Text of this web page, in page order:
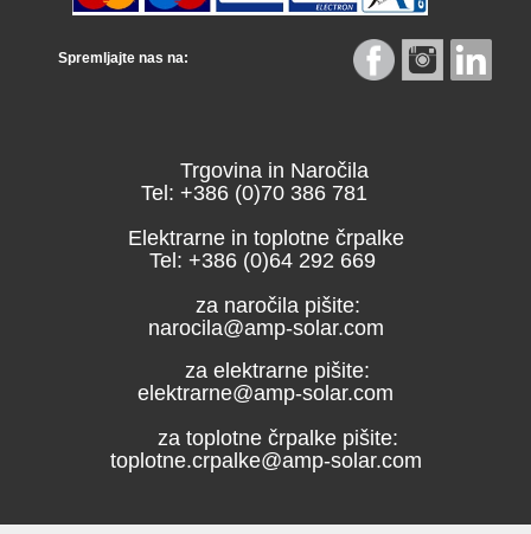
Spremljajte nas na:
Trgovina in Naročila
Tel: +386 (0)70 386 781
Elektrarne in toplotne črpalke
Tel: +386 (0)64 292 669
za naročila pišite:
narocila@amp-solar.com
za elektrarne pišite:
elektrarne@amp-solar.com
za toplotne črpalke pišite:
toplotne.crpalke@amp-solar.com